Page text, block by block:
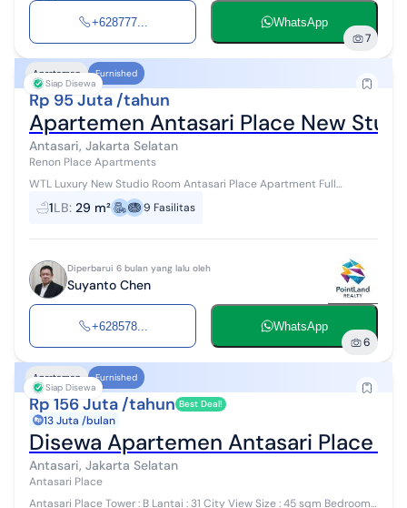
+628777... WhatsApp
7
Siap Disewa
Apartemen Furnished
Rp 95 Juta /tahun
Apartemen Antasari Place New
Antasari, Jakarta Selatan
Renon Place Apartments
WTL Luxury New Studio Room Antasari Place Apartment Full
Furnished Jl Pangeran Antasari Jakarta Selatan Tipe Studio Lantai
30 View City Luas 29....
1LB: 29 m² 9 Fasilitas
Diperbarui 6 bulan yang lalu oleh
Suyanto Chen
+628578... WhatsApp
6
Siap Disewa
Apartemen Furnished
Rp 156 Juta /tahun Best Deal!
13 Juta /bulan
Disewa Apartemen Antasari Place 1
Antasari, Jakarta Selatan
Antasari Place
Antasari Place Tower : B Lantai : 31 City View Size : 45 sqm Bedroom :